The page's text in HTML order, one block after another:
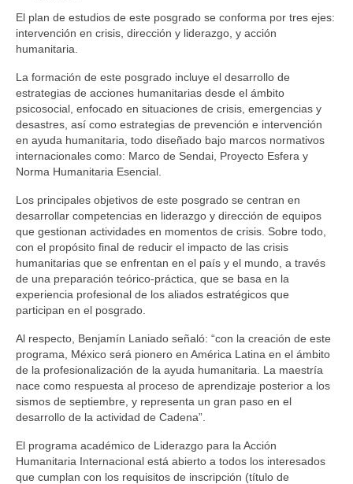
El plan de estudios de este posgrado se conforma por tres ejes:
intervención en crisis, dirección y liderazgo, y acción
humanitaria.
La formación de este posgrado incluye el desarrollo de
estrategias de acciones humanitarias desde el ámbito
psicosocial, enfocado en situaciones de crisis, emergencias y
desastres, así como estrategias de prevención e intervención
en ayuda humanitaria, todo diseñado bajo marcos normativos
internacionales como: Marco de Sendai, Proyecto Esfera y
Norma Humanitaria Esencial.
Los principales objetivos de este posgrado se centran en
desarrollar competencias en liderazgo y dirección de equipos
que gestionan actividades en momentos de crisis. Sobre todo,
con el propósito final de reducir el impacto de las crisis
humanitarias que se enfrentan en el país y el mundo, a través
de una preparación teórico-práctica, que se basa en la
experiencia profesional de los aliados estratégicos que
participan en el posgrado.
Al respecto, Benjamín Laniado señaló: “con la creación de este
programa, México será pionero en América Latina en el ámbito
de la profesionalización de la ayuda humanitaria. La maestría
nace como respuesta al proceso de aprendizaje posterior a los
sismos de septiembre, y representa un gran paso en el
desarrollo de la actividad de Cadena”.
El programa académico de Liderazgo para la Acción
Humanitaria Internacional está abierto a todos los interesados
que cumplan con los requisitos de inscripción (título de